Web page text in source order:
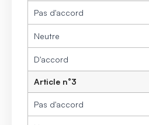
Pas d'accord
Neutre
D'accord
Article n°3
Pas d'accord